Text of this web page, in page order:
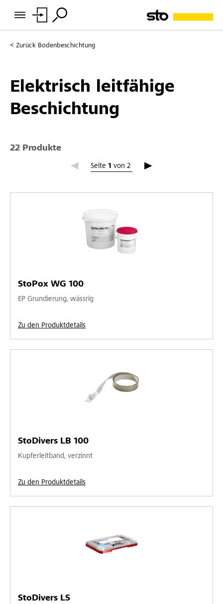
Zurück Bodenbeschichtung
Elektrisch leitfähige
Beschichtung
22 Produkte
Seite 1 von 2
Seite 1
StoPox WG 100
EP Grundierung, wässrig
Zu den Produktdetails
StoDivers LB 100
Kupferleitband, verzinnt
Zu den Produktdetails
StoDivers LS